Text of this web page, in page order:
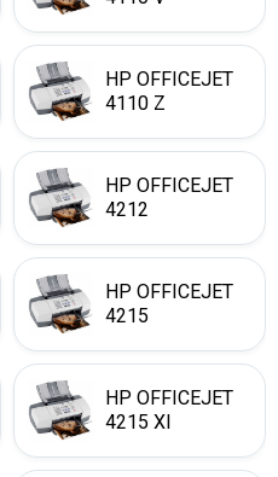
HP OFFICEJET
4110 Z
HP OFFICEJET
4212
HP OFFICEJET
4215
HP OFFICEJET
4215 XI